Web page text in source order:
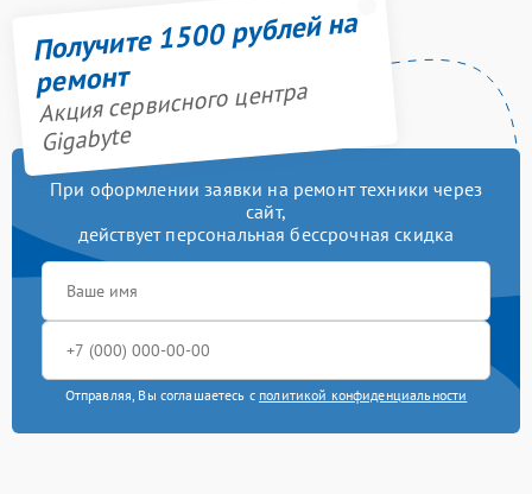
Получите 1500 рублей на
ремонт
Акция сервисного центра
Gigabyte
При оформлении заявки на ремонт техники через
сайт,
действует персональная бессрочная скидка
Отправляя, Вы соглашаетесь с политикой конфиденциальности